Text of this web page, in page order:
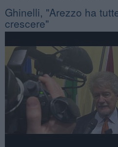
Ghinelli, "Arezzo ha
crescere"